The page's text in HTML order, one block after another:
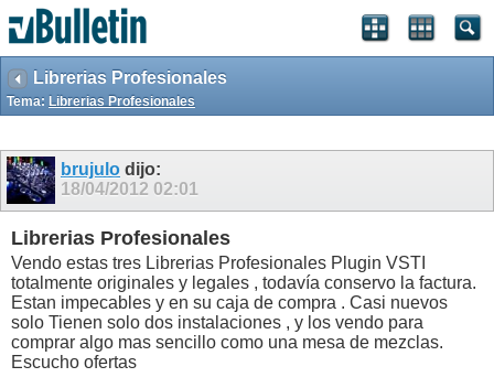
Librerias Profesionales
Tema: Librerias Profesionales
brujulo dijo:
18/04/2012 02:01
Librerias Profesionales
Vendo estas tres Librerias Profesionales Plugin VSTI
totalmente originales y legales , todavía conservo la factura.
Estan impecables y en su caja de compra . Casi nuevos
solo Tienen solo dos instalaciones , y los vendo para
comprar algo mas sencillo como una mesa de mezclas.
Escucho ofertas